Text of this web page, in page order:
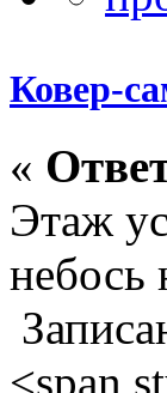
Ковер-
«
Этаж
небось
<span